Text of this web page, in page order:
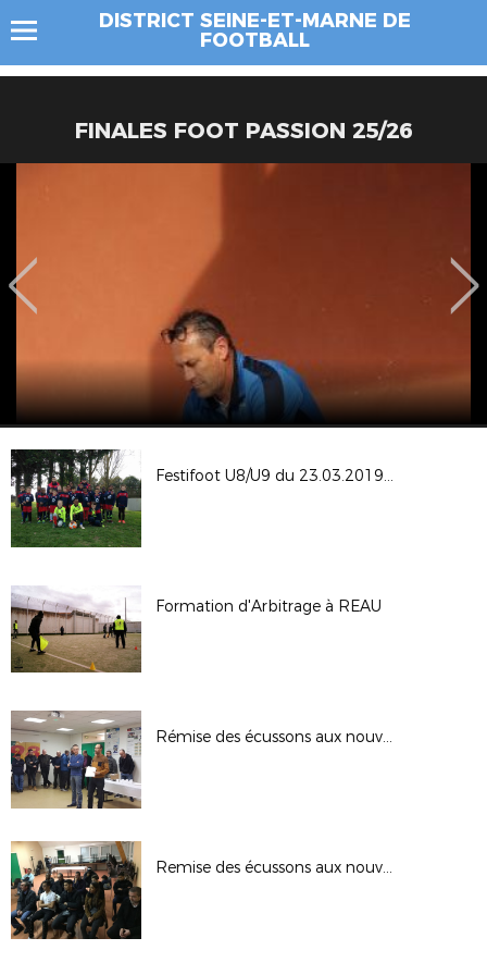
DISTRICT SEINE-ET-MARNE DE
FOOTBALL
FINALES FOOT PASSION 25/26
Festifoot U8/U9 du 23.03.2019 à GUIGNES
Formation d'Arbitrage à REAU
Rémise des écussons aux nouveaux arbitres
Remise des écussons aux nouveaux arbitres du 30.11.2018